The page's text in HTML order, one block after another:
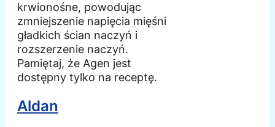
krwionośne, powodując
zmniejszenie napięcia mięśni
gładkich ścian naczyń i
rozszerzenie naczyń.
Pamiętaj, że Agen jest
dostępny tylko na receptę.
Aldan